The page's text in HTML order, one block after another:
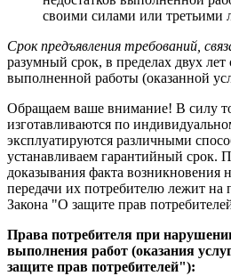
своими силами или третьими
Срок предъявления требований,
разумный срок, в пределах двух лет
выполненной работы (оказанной
Обращаем ваше внимание! В силу
изготавливаются по
эксплуатируются различными
устанавливаем гарантийный срок.
доказывания факта возникновения
передачи их потребителю лежит на
Закона "О защите прав
Права потребителя при
выполнения работ (оказания
защите прав потребителей"):